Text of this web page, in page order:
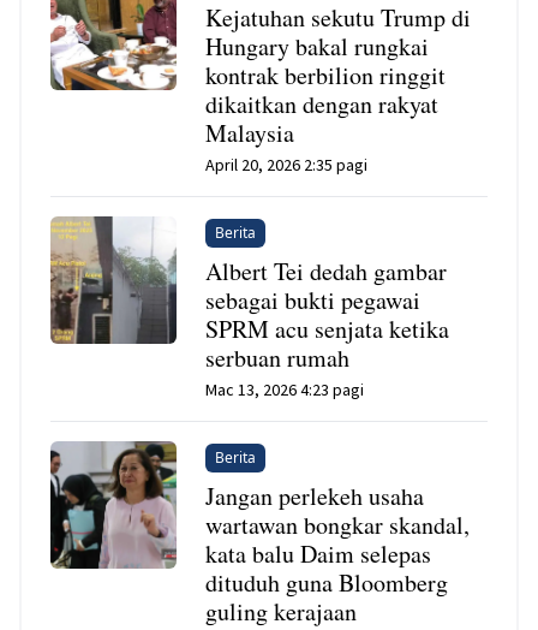
Kejatuhan sekutu Trump di
Hungary bakal rungkai
kontrak berbilion ringgit
dikaitkan dengan rakyat
Malaysia
April 20, 2026 2:35 pagi
Berita
Albert Tei dedah gambar
sebagai bukti pegawai
SPRM acu senjata ketika
serbuan rumah
Mac 13, 2026 4:23 pagi
Berita
Jangan perlekeh usaha
wartawan bongkar skandal,
kata balu Daim selepas
dituduh guna Bloomberg
guling kerajaan